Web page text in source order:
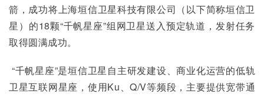
箭，成功将上海垣信卫星科技有限公司（以下简称垣信卫
星）的18颗“千帆星座”组网卫星送入预定轨道，发射任务
取得圆满成功。
卫星互联网星座，使用Ku、Q/V等频段，主要提供宽带通